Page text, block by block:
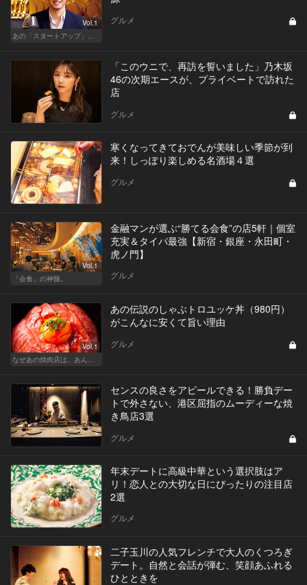
Vol.1
あの「スタートアップ」経営者のここぞのチカラ飯 Vol.2
グルメ
「このウニで、再訪を誓いました」乃木坂
46の次期エースが、プライベートで訪れた
店
グルメ
寒くなってきておでんが美味しい季節が到
来！しっぽり楽しめる名酒場４選
グルメ
Vol.1
「会食」の神髄。
金融マンが選ぶ“勝てる会食”の店5軒｜個室
充実＆タイパ最強【新宿・銀座・永田町・
虎ノ門】
グルメ
Vol.1
なぜあの焼肉店は、あんなに安くて旨いのか？
あの伝説のしゃぶトロユッケ丼（980円）
がこんなに安くて旨い理由
グルメ
センスの良さをアピールできる！勝負デー
トで外さない、港区屈指のムーディーな焼
き鳥店3選
グルメ
年末デートに高級中華という選択肢はア
リ！恋人との大切な日にぴったりの注目店
2選
グルメ
二子玉川の人気フレンチで大人のくつろぎ
デート。自然と会話が弾む、笑顔あふれる
ひとときを